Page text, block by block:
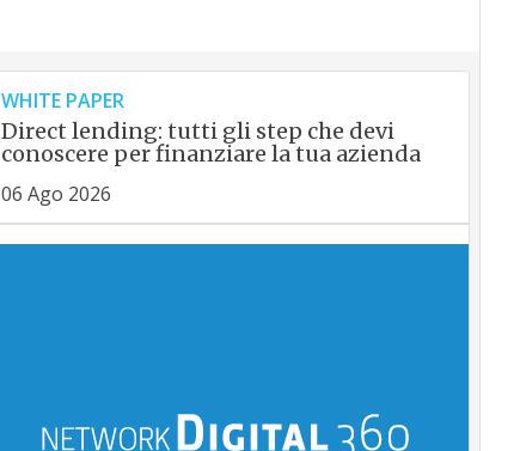
WHITE PAPER
Direct lending: tutti gli step che devi
conoscere per finanziare la tua azienda
06 Ago 2026